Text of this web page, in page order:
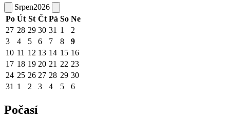
Srpen2026
Po Út St Čt Pá So Ne
27 28 29 30 31 1
2
3
4 5 6 7 8
9
10 11 12 13 14 15 16
17 18 19 20 21 22 23
24 25 26 27 28 29 30
31 1 2 3 4 5 6
Počasí